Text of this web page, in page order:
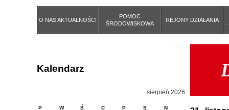
O NAS AKTUALNOŚCI
POMOC
ŚRODOWISKOWA
REJONY DZIAŁANIA
Kalendarz
sierpień 2026
P W Ś C P S N